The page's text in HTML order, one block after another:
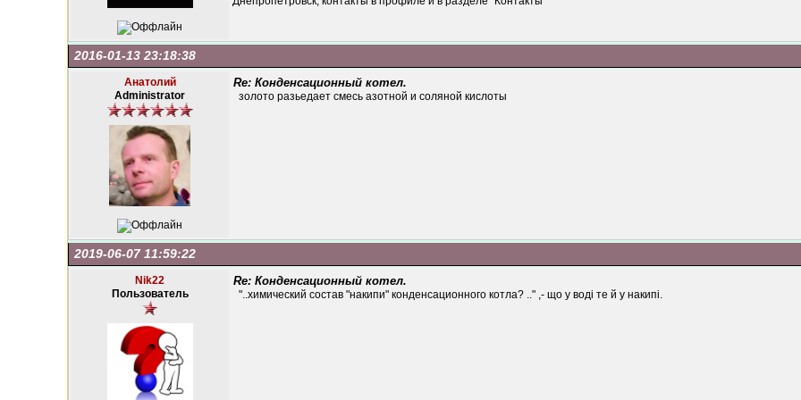
2016-01-13 23:18:38
Анатолий
Administrator
Re: Конденсационный котел.
золото разьедает смесь азотной и соляной кислоты
2019-06-07 11:59:22
Nik22
Пользователь
Re: Конденсационный котел.
"..химический состав "накипи" конденсационного котла? .." ,- що у воді те й у накипі.